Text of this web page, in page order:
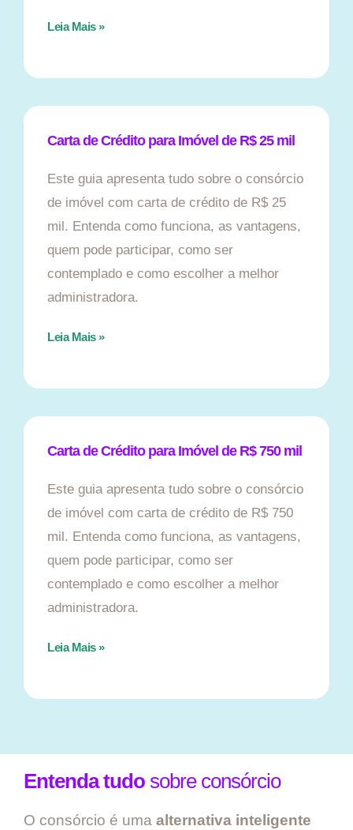
Leia Mais »
Carta de Crédito para Imóvel de R$ 25 mil
Este guia apresenta tudo sobre o consórcio
de imóvel com carta de crédito de R$ 25
mil. Entenda como funciona, as vantagens,
quem pode participar, como ser
contemplado e como escolher a melhor
administradora.
Leia Mais »
Carta de Crédito para Imóvel de R$ 750 mil
Este guia apresenta tudo sobre o consórcio
de imóvel com carta de crédito de R$ 750
mil. Entenda como funciona, as vantagens,
quem pode participar, como ser
contemplado e como escolher a melhor
administradora.
Leia Mais »
Entenda tudo sobre consórcio
O consórcio é uma alternativa inteligente